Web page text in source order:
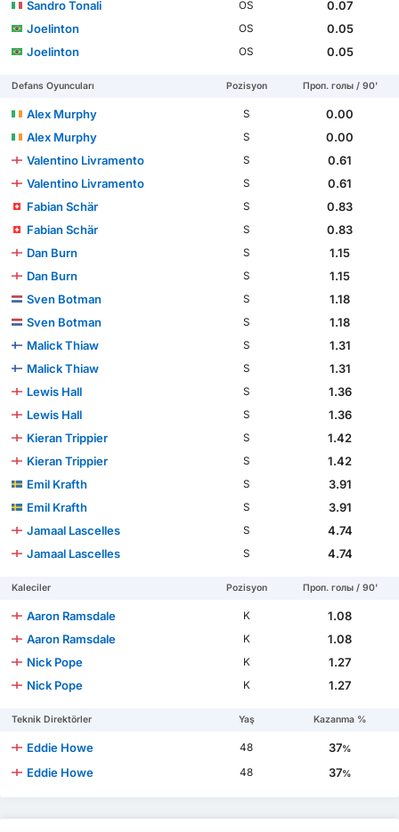
Sandro Tonali OS
0.07
Joelinton
OS
0.05
Joelinton
OS 0.05
Defans Oyuncuları Pozisyon Проп. голы / 90'
Alex Murphy S
0.00
Alex Murphy
S
0.00
Valentino Livramento
S
0.61
Valentino Livramento
S
0.61
Fabian Schär
S
0.83
Fabian Schär
S
0.83
Dan Burn
S
1.15
Dan Burn
S
1.15
Sven Botman
S
1.18
Sven Botman
S
1.18
Malick Thiaw
S
1.31
Malick Thiaw
S
1.31
Lewis Hall
S
1.36
Lewis Hall
S
1.36
Kieran Trippier
S
1.42
Kieran Trippier
S
1.42
Emil Krafth
S
3.91
Emil Krafth
S
3.91
Jamaal Lascelles
S
4.74
Jamaal Lascelles
S 4.74
Kaleciler Pozisyon Проп. голы / 90'
Aaron Ramsdale K
1.08
Aaron Ramsdale
K
1.08
Nick Pope
K
1.27
Nick Pope
K 1.27
Teknik Direktörler Yaş Kazanma %
Eddie Howe 48 37%
Eddie Howe 48 37%